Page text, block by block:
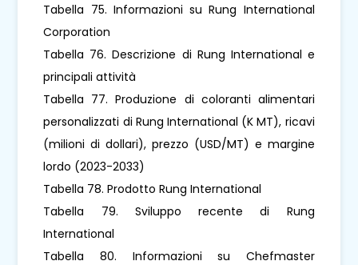
Tabella 75. Informazioni su Rung International
Corporation
Tabella 76. Descrizione di Rung International e
principali attività
Tabella 77. Produzione di coloranti alimentari
personalizzati di Rung International (K MT), ricavi
(milioni di dollari), prezzo (USD/MT) e margine
lordo (2023-2033)
Tabella 78. Prodotto Rung International
Tabella 79. Sviluppo recente di Rung
International
Tabella 80. Informazioni su Chefmaster